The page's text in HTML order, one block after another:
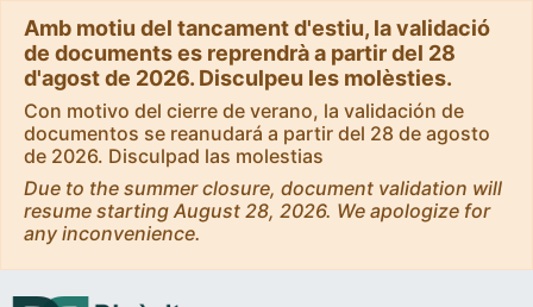
Amb motiu del tancament d'estiu, la validació
de documents es reprendrà a partir del 28
d'agost de 2026. Disculpeu les molèsties.
Con motivo del cierre de verano, la validación de
documentos se reanudará a partir del 28 de agosto
de 2026. Disculpad las molestias
Due to the summer closure, document validation will
resume starting August 28, 2026. We apologize for
any inconvenience.